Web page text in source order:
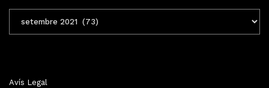
MENSUALS
Avís Legal